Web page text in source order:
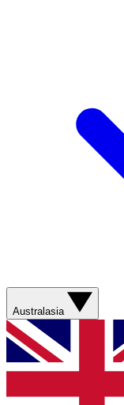
Australasia